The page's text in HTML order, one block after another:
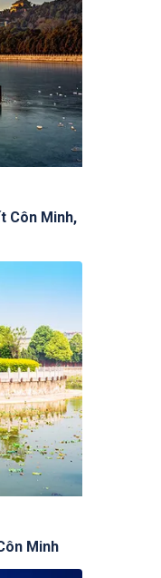
Côn Minh,
Minh